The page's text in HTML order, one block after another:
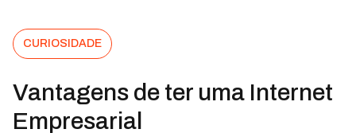
CURIOSIDADE
Vantagens de ter uma Internet
Empresarial